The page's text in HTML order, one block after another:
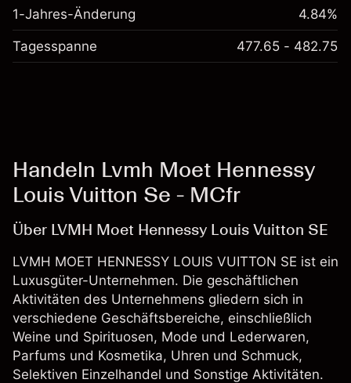
1-Jahres-Änderung 4.84%
Tagesspanne 477.65 - 482.75
Handeln Lvmh Moet Hennessy
Louis Vuitton Se - MCfr
Über LVMH Moet Hennessy Louis Vuitton SE
LVMH MOET HENNESSY LOUIS VUITTON SE ist ein
Luxusgüter-Unternehmen. Die geschäftlichen
Aktivitäten des Unternehmens gliedern sich in
verschiedene Geschäftsbereiche, einschließlich
Weine und Spirituosen, Mode und Lederwaren,
Parfums und Kosmetika, Uhren und Schmuck,
Selektiven Einzelhandel und Sonstige Aktivitäten.